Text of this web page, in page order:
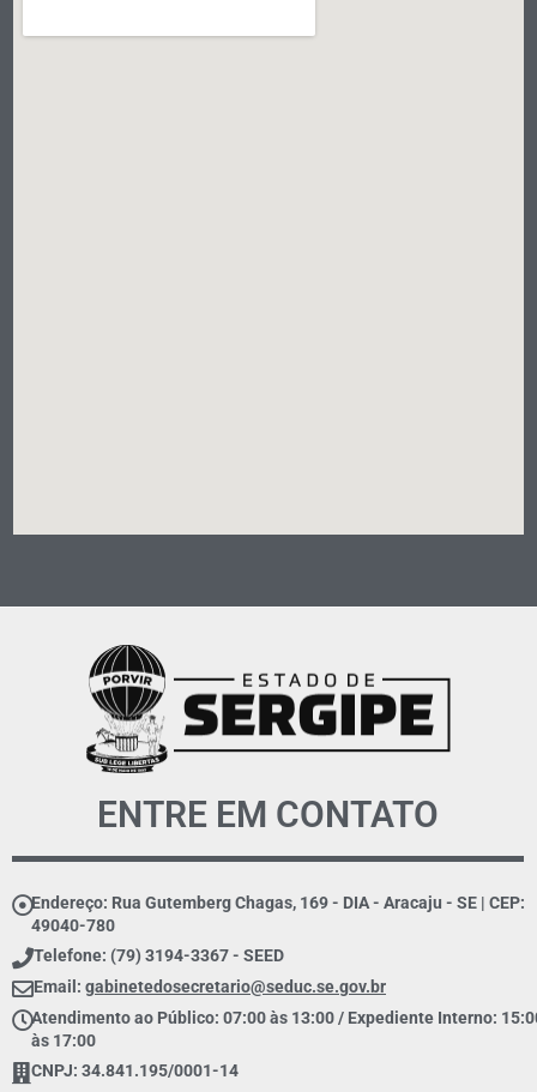
ENTRE EM CONTATO
Endereço: Rua Gutemberg Chagas, 169 - DIA - Aracaju - SE | CEP:
49040-780
Telefone: (79) 3194-3367 - SEED
Email: gabinetedosecretario@seduc.se.gov.br
Atendimento ao Público: 07:00 às 13:00 / Expediente Interno:
às 17:00
CNPJ: 34.841.195/0001-14